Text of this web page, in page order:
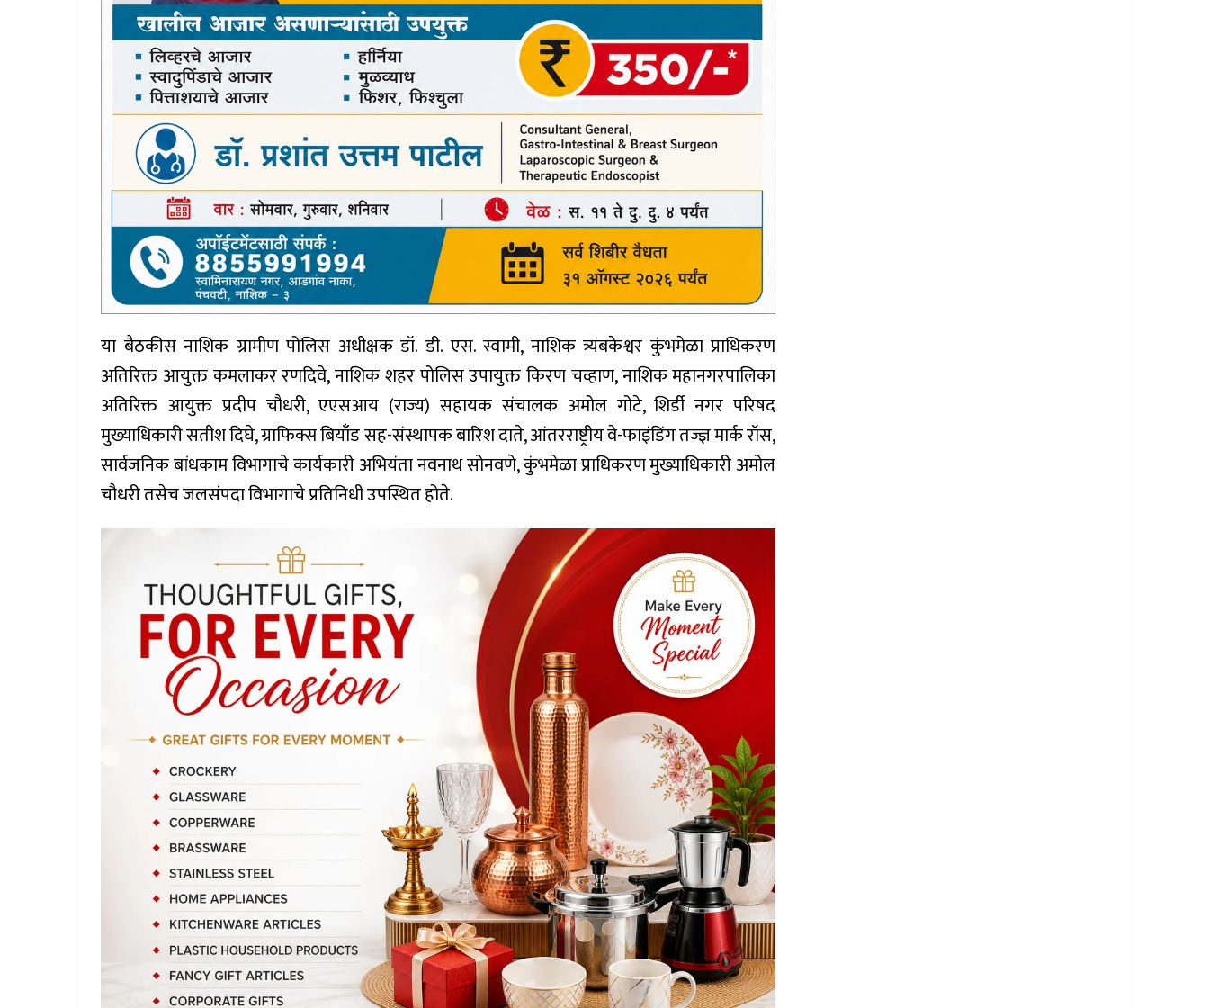
या बैठकीस नाशिक ग्रामीण पोलिस अधीक्षक डॉ. डी. एस. स्वामी, नाशिक त्र्यंबकेश्वर कुंभमेळा प्राधिकरण
अतिरिक्त आयुक्त कमलाकर रणदिवे, नाशिक शहर पोलिस उपायुक्त किरण चव्हाण, नाशिक महानगरपालिका
अतिरिक्त आयुक्त प्रदीप चौधरी, एएसआय (राज्य) सहायक संचालक अमोल गोटे, शिर्डी नगर परिषद
मुख्याधिकारी सतीश दिघे, ग्राफिक्स बियाँड सह-संस्थापक बारिश दाते, आंतरराष्ट्रीय वे-फाइंडिंग तज्ज्ञ मार्क रॉस,
सार्वजनिक बांधकाम विभागाचे कार्यकारी अभियंता नवनाथ सोनवणे, कुंभमेळा प्राधिकरण मुख्याधिकारी अमोल
चौधरी तसेच जलसंपदा विभागाचे प्रतिनिधी उपस्थित होते.